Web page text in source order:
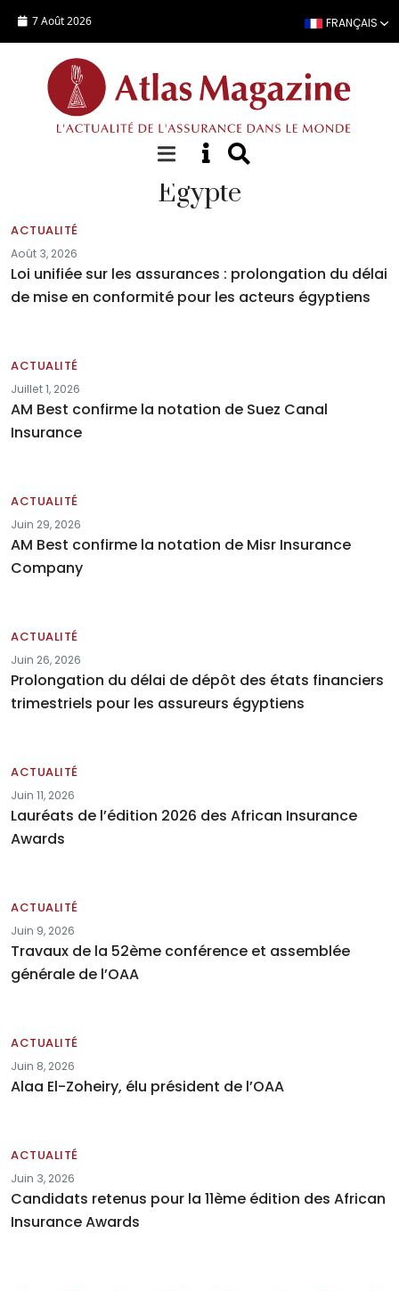
7 Août 2026 FRANÇAIS
Égypte
ACTUALITÉ
Août 3, 2026
Loi unifiée sur les assurances : prolongation du délai
de mise en conformité pour les acteurs égyptiens
ACTUALITÉ
Juillet 1, 2026
AM Best confirme la notation de Suez Canal
Insurance
ACTUALITÉ
Juin 29, 2026
AM Best confirme la notation de Misr Insurance
Company
ACTUALITÉ
Juin 26, 2026
Prolongation du délai de dépôt des états financiers
trimestriels pour les assureurs égyptiens
ACTUALITÉ
Juin 11, 2026
Lauréats de l’édition 2026 des African Insurance
Awards
ACTUALITÉ
Juin 9, 2026
Travaux de la 52ème conférence et assemblée
générale de l’OAA
ACTUALITÉ
Juin 8, 2026
Alaa El-Zoheiry, élu président de l’OAA
ACTUALITÉ
Juin 3, 2026
Candidats retenus pour la 11ème édition des African
Insurance Awards